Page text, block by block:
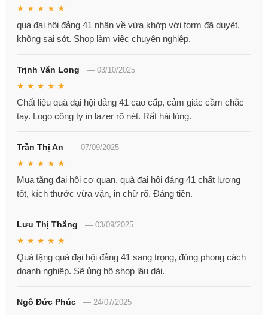
★ ★ ★ ★ ★
quà đại hội đảng 41 nhận về vừa khớp với form đã duyệt,
không sai sót. Shop làm việc chuyên nghiệp.
Trịnh Văn Long — 03/10/2025
★ ★ ★ ★ ★
Chất liệu quà đại hội đảng 41 cao cấp, cảm giác cầm chắc
tay. Logo công ty in lazer rõ nét. Rất hài lòng.
Trần Thị An — 07/09/2025
★ ★ ★ ★ ★
Mua tặng đại hội cơ quan. quà đại hội đảng 41 chất lượng
tốt, kích thước vừa vặn, in chữ rõ. Đáng tiền.
Lưu Thị Thắng — 03/09/2025
★ ★ ★ ★ ★
Quà tặng quà đại hội đảng 41 sang trọng, đúng phong cách
doanh nghiệp. Sẽ ủng hộ shop lâu dài.
Ngô Đức Phúc — 24/07/2025